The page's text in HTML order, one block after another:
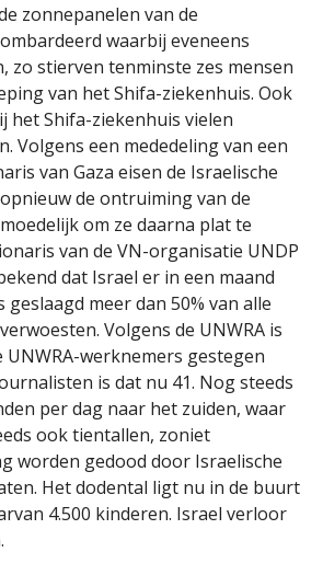
zonnepanelen van de
waarbij eveneens
zo stierven tenminste zes mensen
van het Shifa-ziekenhuis. Ook
het Shifa-ziekenhuis vielen
Volgens een mededeling van een
van Gaza eisen de Israelische
de ontruiming van de
om ze daarna plat te
van de VN-organisatie UNDP
dat Israel er in een maand
meer dan 50% van alle
Volgens de UNWRA is
UNWRA-werknemers gestegen
is dat nu 41. Nog steeds
per dag naar het zuiden, waar
ook tientallen, zoniet
worden gedood door Israelische
Het dodental ligt nu in de buurt
4.500 kinderen. Israel verloor